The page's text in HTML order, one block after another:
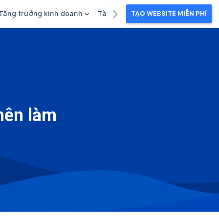
trưởng kinh doanh Tài liệu kinh doanhTẠO WEBSITE MIỄN PHÍ
làm